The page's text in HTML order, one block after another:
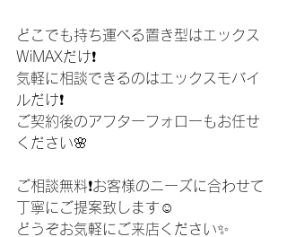
どこでも持ち運べる置き型はエックス
WiMAXだけ❗️
気軽に相談できるのはエックスモバイ
ルだけ❗️
ご契約後のアフターフォローもお任せ
ください🌸
ご相談無料❗️お客様のニーズに合わせて
丁寧にご提案致します☺️
どうぞお気軽にご来店ください✨